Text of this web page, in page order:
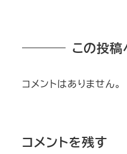
この投稿
コメントはありません。
コメントを残す